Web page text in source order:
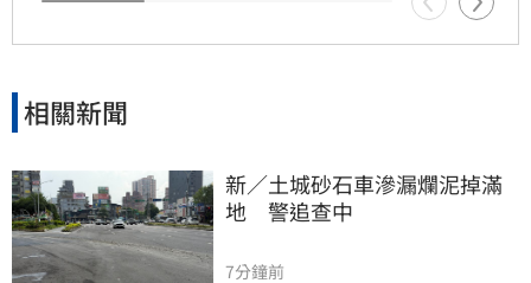
技、文化與農業事業，展開跨越世紀的合作使
命。
相關新聞
新／土城砂石車滲漏爛泥掉滿
地　警追查中
7分鐘前